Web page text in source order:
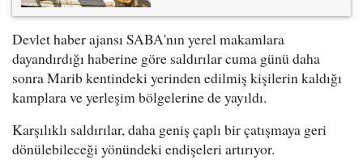
Devlet haber ajansı SABA'nın yerel makamlara
dayandırdığı haberine göre saldırılar cuma günü daha
sonra Marib kentindeki yerinden edilmiş kişilerin kaldığı
kamplara ve yerleşim bölgelerine de yayıldı.
Karşılıklı saldırılar, daha geniş çaplı bir çatışmaya geri
dönülebileceği yönündeki endişeleri artırıyor.